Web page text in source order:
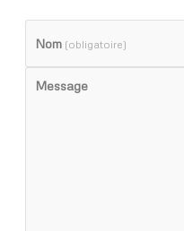
Nom (obligatoire)
Message